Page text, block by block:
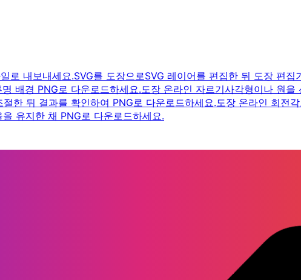
로 내보내세요.SVG를 도장으로SVG 레이어를 편집한 뒤 도장 편집
배경 PNG로 다운로드하세요.도장 온라인 자르기사각형이나 원을
한 뒤 결과를 확인하여 PNG로 다운로드하세요.도장 온라인 회전
유지한 채 PNG로 다운로드하세요.